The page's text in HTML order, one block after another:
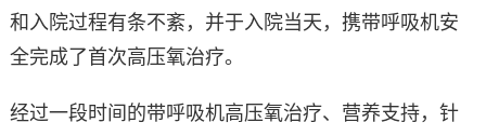
和入院过程有条不紊，并于入院当天，携带呼吸机安
全完成了首次高压氧治疗。
经过一段时间的带呼吸机高压氧治疗、营养支持，针